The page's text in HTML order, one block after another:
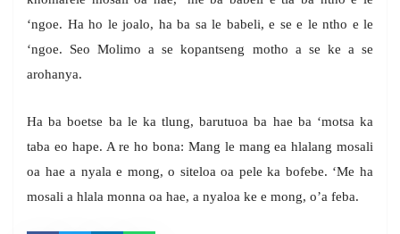
‘ngoe. Ha ho le joalo, ha ba sa le babeli, e se e le ntho e le
‘ngoe. Seo Molimo a se kopantseng motho a se ke a se
arohanya.
Ha ba boetse ba le ka tlung, barutuoa ba hae ba ‘motsa ka
taba eo hape. A re ho bona: Mang le mang ea hlalang mosali
oa hae a nyala e mong, o siteloa oa pele ka bofebe. ‘Me ha
mosali a hlala monna oa hae, a nyaloa ke e mong, o’a feba.